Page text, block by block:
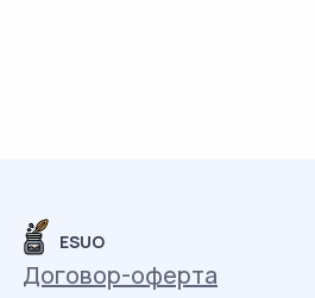
ESUO
Договор-оферта